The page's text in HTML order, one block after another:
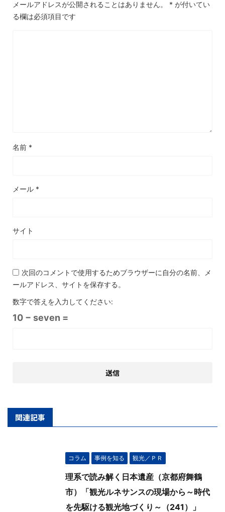
メールアドレスが公開されることはありません。 * が付いてい
る欄は必須項目です
名前 *
メール *
サイト
次回のコメントで使用するためブラウザーに自分の名前、メ
ールアドレス、サイトを保存する。
数字で答えを入力してください:
10 − seven =
関連記事
コラム 事例を知る 観光／ＰＲ
理系で読み解く日本遺産（京都府舞鶴
市）「観光ルネサンスの現場から～時代
を先駆ける観光地づくり～（241）」